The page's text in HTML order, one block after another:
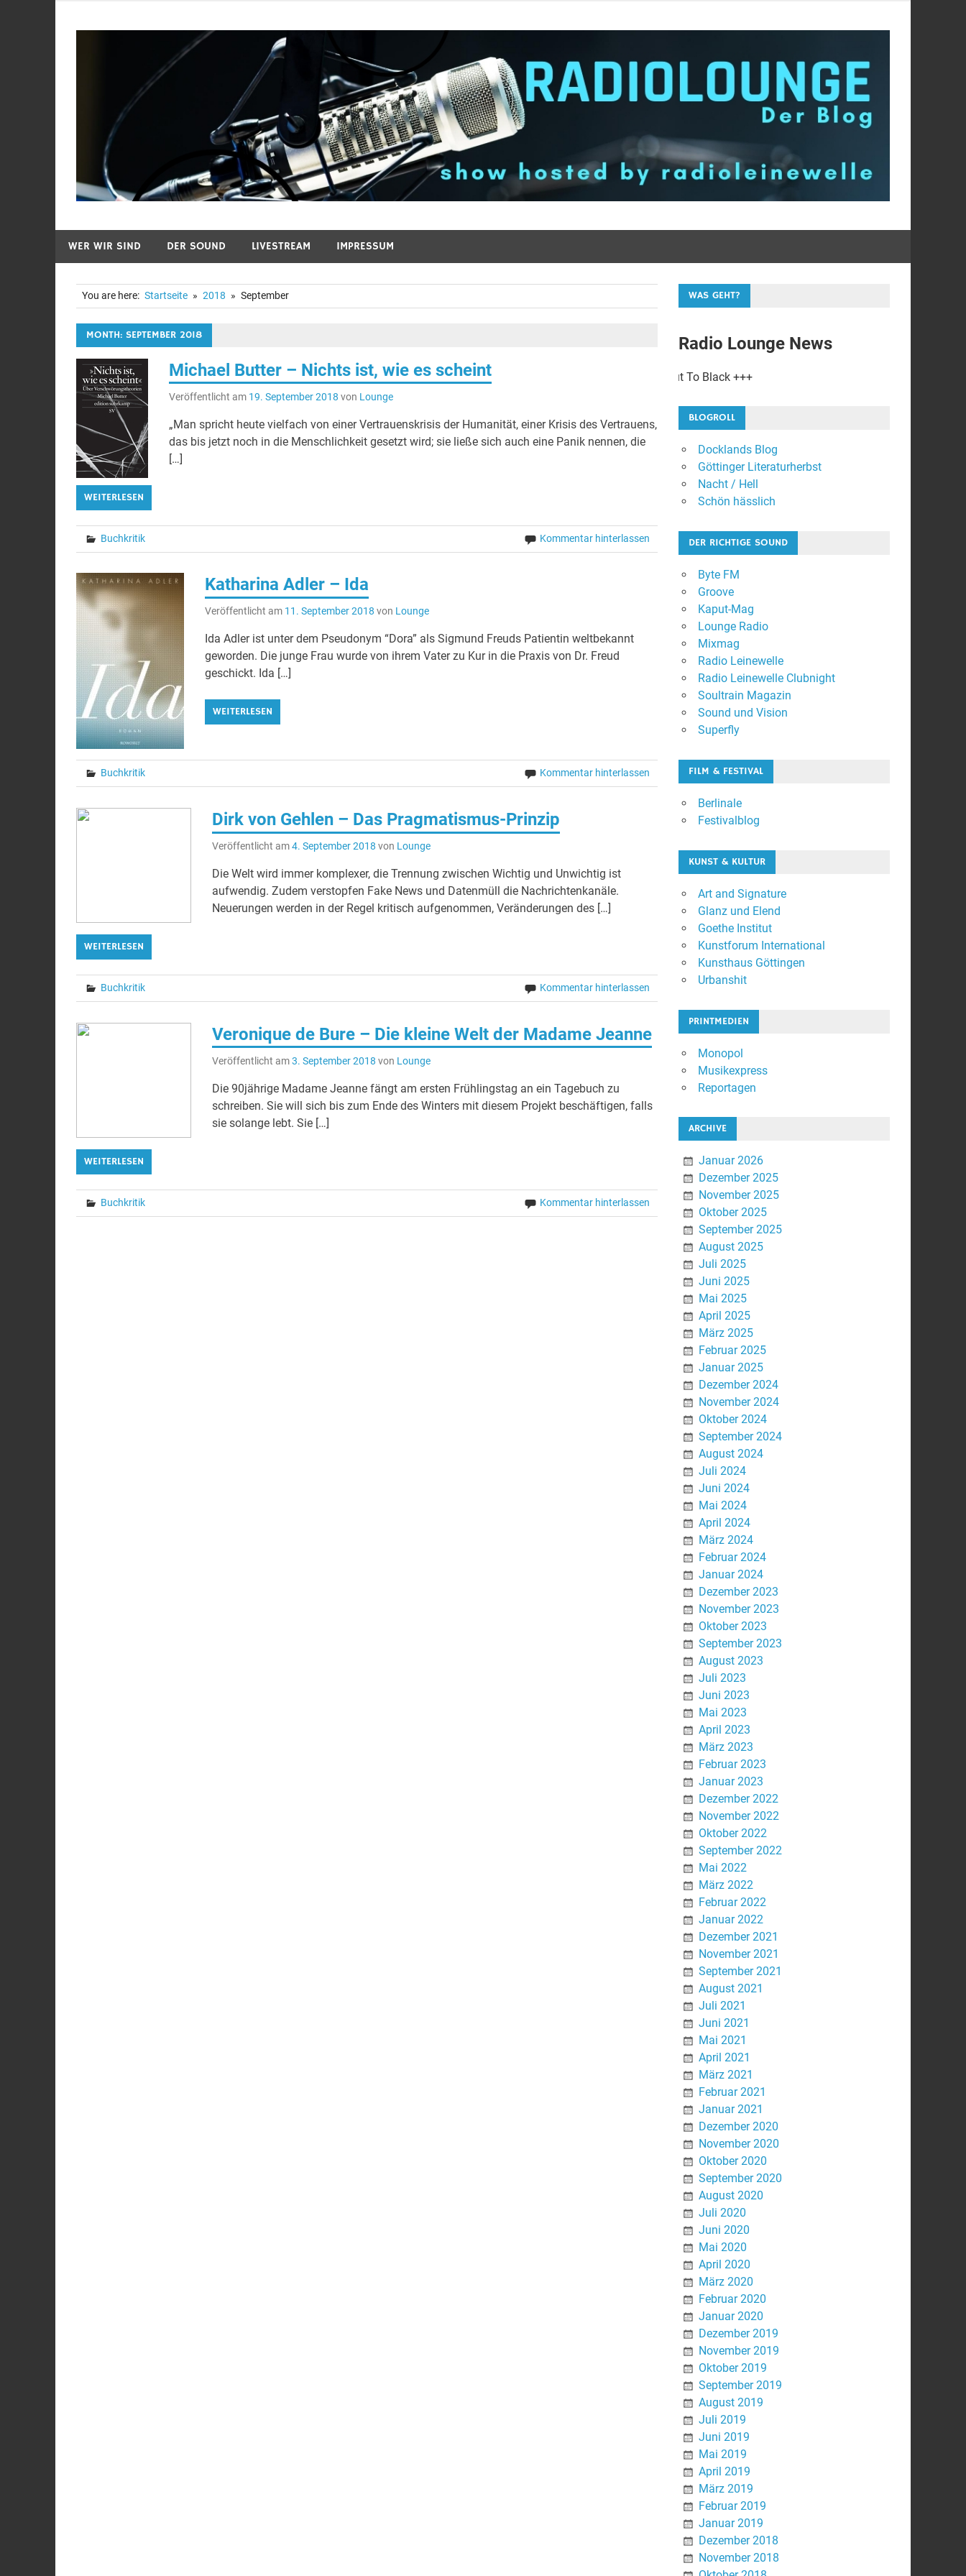
WER WIR SIND DER SOUND LIVESTREAM IMPRESSUM
You are here: Startseite 2018 September
MONTH: SEPTEMBER 2018
Michael Butter – Nichts ist, wie es scheint
Veröffentlicht am 19. September 2018 von Lounge
„Man spricht heute vielfach von einer Vertrauenskrisis der Humanität, einer Krisis des Vertrauens,
das bis jetzt noch in die Menschlichkeit gesetzt wird; sie ließe sich auch eine Panik nennen, die
[…]
WEITERLESEN
Buchkritik Kommentar hinterlassen
Katharina Adler – Ida
Veröffentlicht am 11. September 2018 von Lounge
Ida Adler ist unter dem Pseudonym “Dora” als Sigmund Freuds Patientin weltbekannt
geworden. Die junge Frau wurde von ihrem Vater zu Kur in die Praxis von Dr. Freud
geschickt. Ida […]
WEITERLESEN
Buchkritik Kommentar hinterlassen
Dirk von Gehlen – Das Pragmatismus-Prinzip
Veröffentlicht am4. September 2018 von Lounge
Die Welt wird immer komplexer, die Trennung zwischen Wichtig und Unwichtig ist
aufwendig. Zudem verstopfen Fake News und Datenmüll die Nachrichtenkanäle.
Neuerungen werden in der Regel kritisch aufgenommen, Veränderungen des […]
WEITERLESEN
Buchkritik Kommentar hinterlassen
Veronique de Bure – Die kleine Welt der Madame Jeanne
Veröffentlicht am3. September 2018 von Lounge
Die 90jährige Madame Jeanne fängt am ersten Frühlingstag an ein Tagebuch zu
schreiben. Sie will sich bis zum Ende des Winters mit diesem Projekt beschäftigen, falls
sie solange lebt. Sie […]
WEITERLESEN
Buchkritik Kommentar hinterlassen
WAS GEHT?
Radio Lounge News
+++ Album der Woche: Barry Adamson – Cut To Black +++
BLOGROLL
Docklands Blog
Göttinger Literaturherbst
Nacht / Hell
Schön hässlich
DER RICHTIGE SOUND
Byte FM
Groove
Kaput-Mag
Lounge Radio
Mixmag
Radio Leinewelle
Radio Leinewelle Clubnight
Soultrain Magazin
Sound und Vision
Superfly
FILM & FESTIVAL
Berlinale
Festivalblog
KUNST & KULTUR
Art and Signature
Glanz und Elend
Goethe Institut
Kunstforum International
Kunsthaus Göttingen
Urbanshit
PRINTMEDIEN
Monopol
Musikexpress
Reportagen
ARCHIVE
Januar 2026
Dezember 2025
November 2025
Oktober 2025
September 2025
August 2025
Juli 2025
Juni 2025
Mai 2025
April 2025
März 2025
Februar 2025
Januar 2025
Dezember 2024
November 2024
Oktober 2024
September 2024
August 2024
Juli 2024
Juni 2024
Mai 2024
April 2024
März 2024
Februar 2024
Januar 2024
Dezember 2023
November 2023
Oktober 2023
September 2023
August 2023
Juli 2023
Juni 2023
Mai 2023
April 2023
März 2023
Februar 2023
Januar 2023
Dezember 2022
November 2022
Oktober 2022
September 2022
Mai 2022
März 2022
Februar 2022
Januar 2022
Dezember 2021
November 2021
September 2021
August 2021
Juli 2021
Juni 2021
Mai 2021
April 2021
März 2021
Februar 2021
Januar 2021
Dezember 2020
November 2020
Oktober 2020
September 2020
August 2020
Juli 2020
Juni 2020
Mai 2020
April 2020
März 2020
Februar 2020
Januar 2020
Dezember 2019
November 2019
Oktober 2019
September 2019
August 2019
Juli 2019
Juni 2019
Mai 2019
April 2019
März 2019
Februar 2019
Januar 2019
Dezember 2018
November 2018